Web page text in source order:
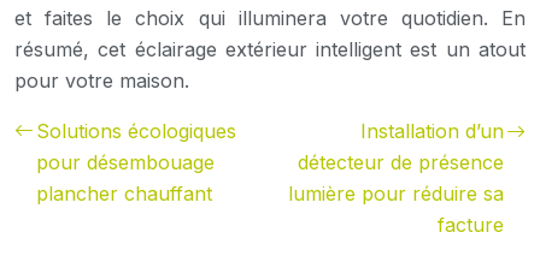
et faites le choix qui illuminera votre quotidien. En
résumé, cet éclairage extérieur intelligent est un atout
pour votre maison.
Solutions écologiques
pour désembouage
plancher chauffant
Installation d’un
détecteur de présence
lumière pour réduire sa
facture